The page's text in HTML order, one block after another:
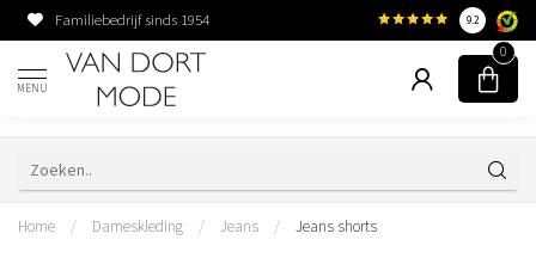
Familiebedrijf sinds 1954 9.2
MENU
0
Home / Dameskleding / Jeans / Jeans shorts